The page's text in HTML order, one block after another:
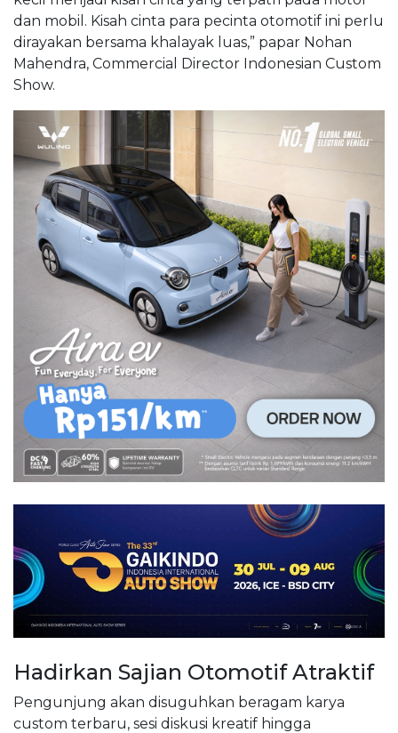
dan mobil. Kisah cinta para pecinta otomotif ini perlu
dirayakan bersama khalayak luas,” papar Nohan
Mahendra, Commercial Director Indonesian Custom
Show.
Hadirkan Sajian Otomotif Atraktif
Pengunjung akan disuguhkan beragam karya
custom terbaru, sesi diskusi kreatif hingga